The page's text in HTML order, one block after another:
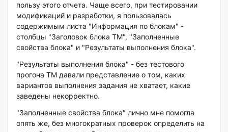
пользу этого отчета. Чаще всего, при тестировании
модификаций и разработки, я пользовалась
содержимым листа "Информация по блокам" -
столбцы "Заголовок блока ТМ", "Заполненные
свойства блока" и "Результаты выполнения блока".
"Результаты выполнения блока" - без тестового
прогона ТМ давали представление о том, каких
вариантов выполнения задания не хватает, какие
заведены некорректно.
"Заполненные свойства блока" лично мне помогла
опять же, без многократных проверок определить на